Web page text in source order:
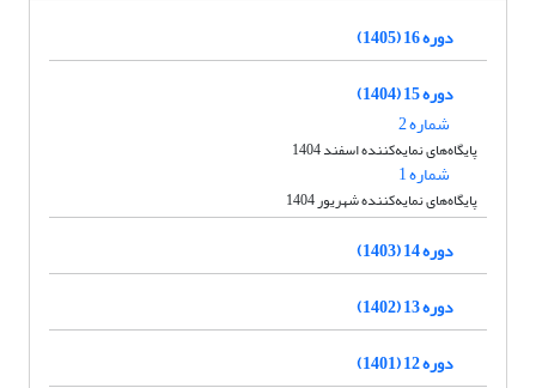
دوره 16 (1405)
دوره 15 (1404)
شماره 2
پایگاه‌های نمایه‌کننده اسفند 1404
شماره 1
پایگاه‌های نمایه‌کننده شهریور 1404
دوره 14 (1403)
دوره 13 (1402)
دوره 12 (1401)